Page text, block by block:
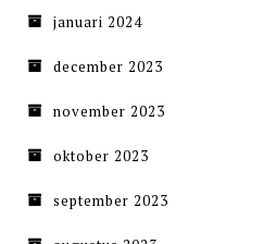
januari 2024
december 2023
november 2023
oktober 2023
september 2023